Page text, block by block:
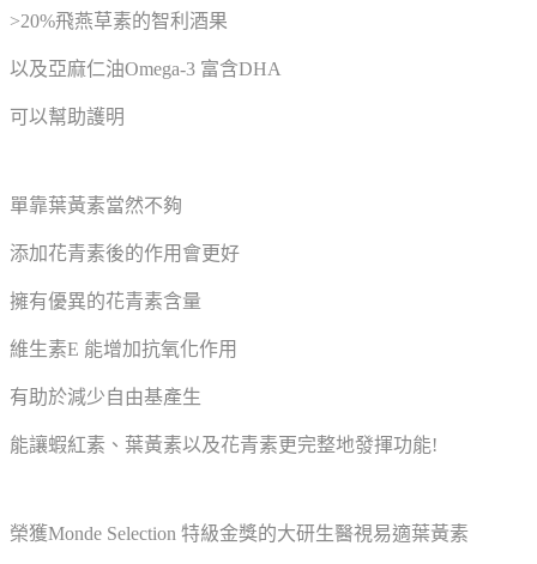
>20%飛燕草素的智利酒果
以及亞麻仁油Omega-3 富含DHA
可以幫助護明
單靠葉黃素當然不夠
添加花青素後的作用會更好
擁有優異的花青素含量
維生素E 能增加抗氧化作用
有助於減少自由基產生
能讓蝦紅素、葉黃素以及花青素更完整地發揮功能!
榮獲Monde Selection 特級金獎的大研生醫視易適葉黃素